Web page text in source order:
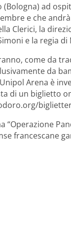
(Bologna) ad
e che
Clerici, la
e la regia di
come da
da
Arena è
di un biglietto
“Operazione
francescane